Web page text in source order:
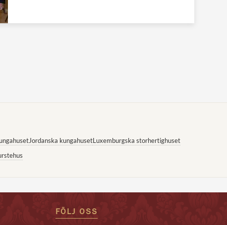
Jordanska kungahusetLuxemburgska storhertighuset
FÖLJ OSS